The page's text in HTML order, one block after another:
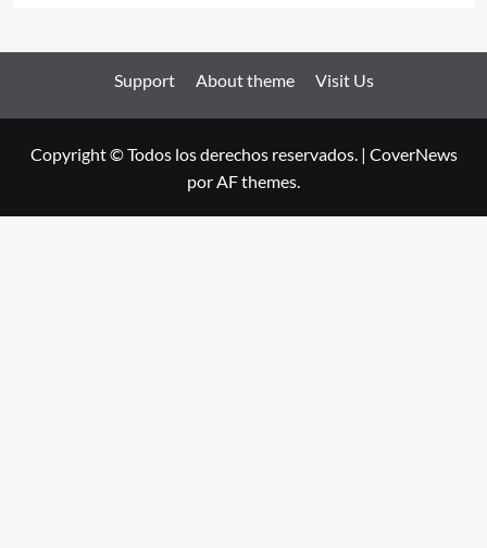
Support About theme Visit Us
Copyright © Todos los derechos reservados. | CoverNews
por AF themes.